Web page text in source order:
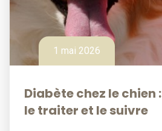
1 mai 2026
Diabète chez le chien
le traiter et le suivre